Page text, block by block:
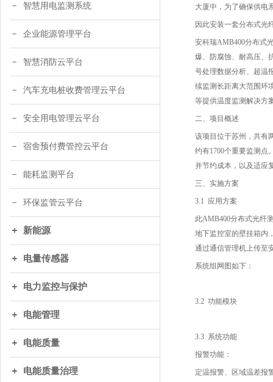
智慧用电监测系统
企业能源管理平台
智慧消防云平台
汽车充电桩收费管理云平台
安全用电管理云平台
宿舍预付费管控云平台
能耗监测平台
环保监管云平台
新能源
电量传感器
电力监控与保护
电能管理
电能质量
电能质量治理
大厦中，为了确保供电
因此安装一套分布式光
安科瑞AMB400分布式
爆、防腐蚀、耐高压、
号处理数据分析、超温
续监测长距离大范围环
等提供温度监测解决方
二、项目概述
该项目位于苏州，共有
约有1700个重要监测点
并节约成本，以及适应
三、实施方案
3.1 应用方案
此AMB400分布式光纤
地下监控室的壁挂箱内
通过通信管理机上传至
系统组网图如下：
3.2 功能模块
3.3 系统功能
报警功能：
定温报警、区域温差报